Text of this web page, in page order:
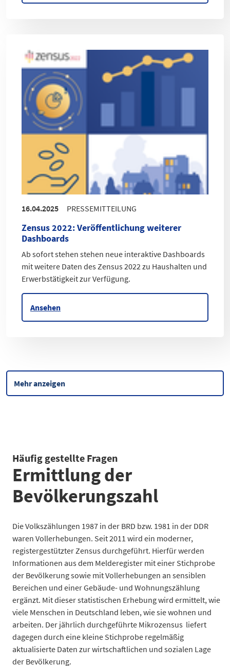
16.04.2025 PRESSEMITTEILUNG
Zensus 2022:Veröffentlichung weiterer
Dashboards
Ab sofort stehen stehen neue interaktive Dashboards
mit weitere Daten des Zensus 2022 zu Haushalten und
Erwerbstätigkeit zur Verfügung.
Ansehen
Mehr anzeigen
Häufig gestellte Fragen
Ermittlung der
Bevölkerungszahl
Die Volkszählungen 1987 in der BRD bzw. 1981 in der DDR
waren Vollerhebungen. Seit 2011 wird ein moderner,
registergestützter Zensus durchgeführt. Hierfür werden
Informationen aus dem Melderegister mit einer Stichprobe
der Bevölkerung sowie mit Vollerhebungen an sensiblen
Bereichen und einer Gebäude- und Wohnungszählung
ergänzt. Mit dieser statistischen Erhebung wird ermittelt, wie
viele Menschen in Deutschland leben, wie sie wohnen und
arbeiten. Der jährlich durchgeführte Mikrozensus liefert
dagegen durch eine kleine Stichprobe regelmäßig
aktualisierte Daten zur wirtschaftlichen und sozialen Lage
der Bevölkerung.